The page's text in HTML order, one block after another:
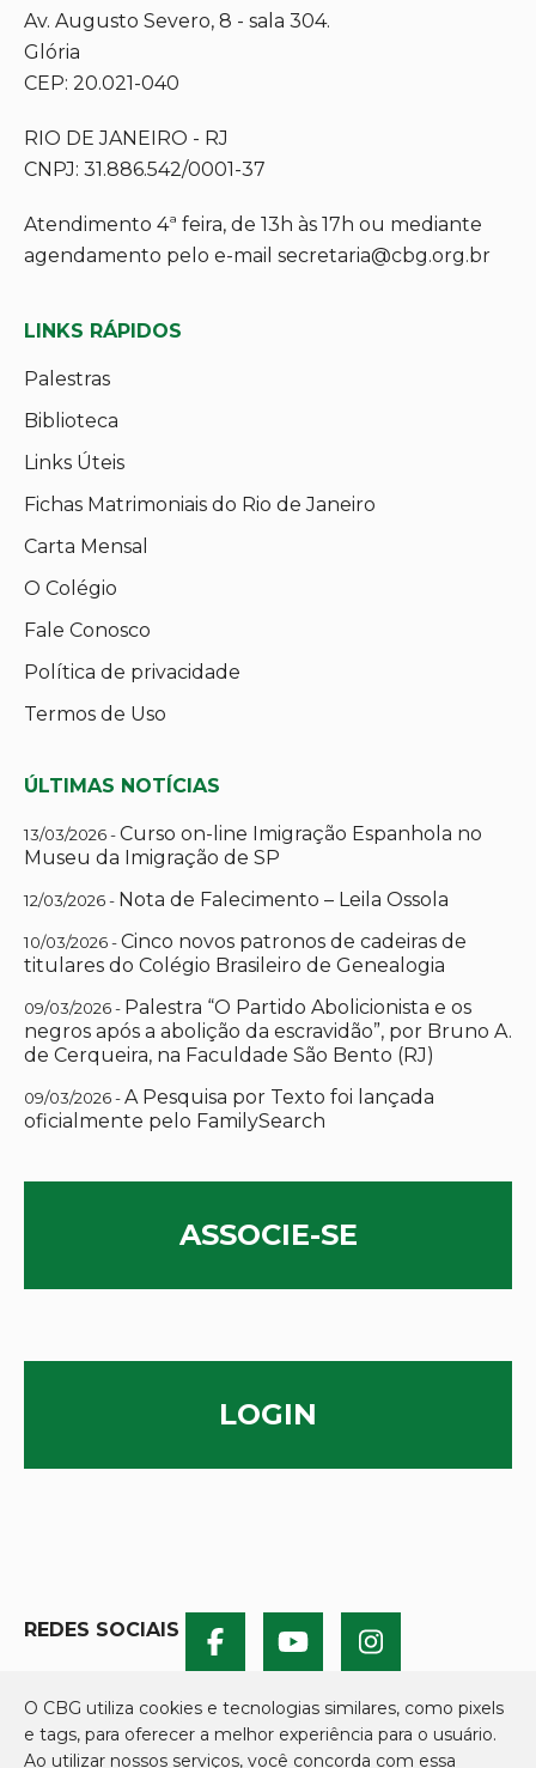
Av. Augusto Severo, 8 - sala 304.
Glória
CEP: 20.021-040
RIO DE JANEIRO - RJ
CNPJ: 31.886.542/0001-37
Atendimento 4ª feira, de 13h às 17h ou mediante
agendamento pelo e-mail secretaria@cbg.org.br
LINKS RÁPIDOS
Palestras
Biblioteca
Links Úteis
Fichas Matrimoniais do Rio de Janeiro
Carta Mensal
O Colégio
Fale Conosco
Política de privacidade
Termos de Uso
ÚLTIMAS NOTÍCIAS
13/03/2026 -Curso on-line Imigração Espanhola no
Museu da Imigração de SP
12/03/2026 - Nota de Falecimento – Leila Ossola
10/03/2026 -Cinco novos patronos de cadeiras de
titulares do Colégio Brasileiro de Genealogia
09/03/2026 - Palestra “O Partido Abolicionista e os
negros após a abolição da escravidão”, por Bruno A.
de Cerqueira, na Faculdade São Bento (RJ)
09/03/2026 -A Pesquisa por Texto foi lançada
oficialmente pelo FamilySearch
ASSOCIE-SE
LOGIN
REDES SOCIAIS
O CBG utiliza cookies e tecnologias similares, como pixels
e tags, para oferecer a melhor experiência para o usuário.
Ao utilizar nossos serviços, você concorda com essa